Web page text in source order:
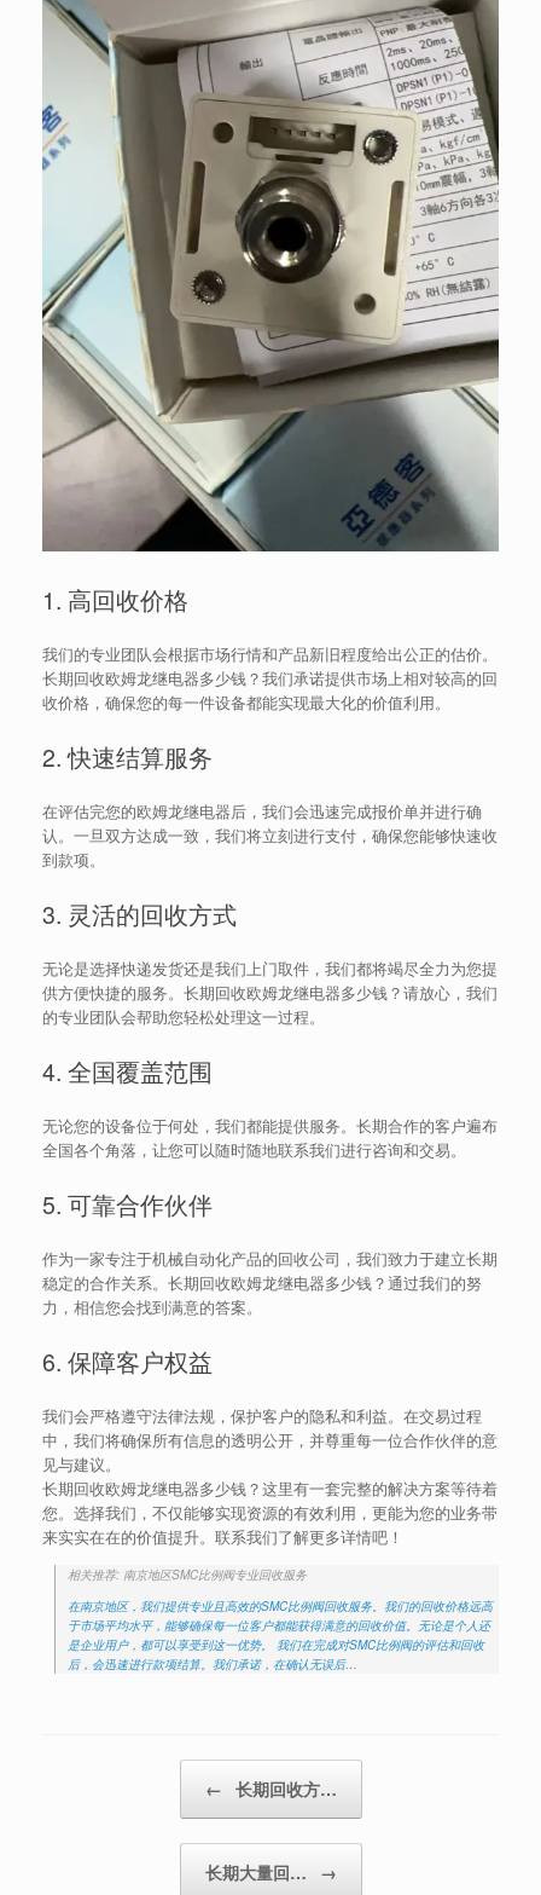
1. 高回收价格
我们的专业团队会根据市场行情和产品新旧程度给出公正的估价。
长期回收欧姆龙继电器多少钱？我们承诺提供市场上相对较高的回
收价格，确保您的每一件设备都能实现最大化的价值利用。
2. 快速结算服务
在评估完您的欧姆龙继电器后，我们会迅速完成报价单并进行确
认。一旦双方达成一致，我们将立刻进行支付，确保您能够快速收
到款项。
3. 灵活的回收方式
无论是选择快递发货还是我们上门取件，我们都将竭尽全力为您提
供方便快捷的服务。长期回收欧姆龙继电器多少钱？请放心，我们
的专业团队会帮助您轻松处理这一过程。
4. 全国覆盖范围
无论您的设备位于何处，我们都能提供服务。长期合作的客户遍布
全国各个角落，让您可以随时随地联系我们进行咨询和交易。
5. 可靠合作伙伴
作为一家专注于机械自动化产品的回收公司，我们致力于建立长期
稳定的合作关系。长期回收欧姆龙继电器多少钱？通过我们的努
力，相信您会找到满意的答案。
6. 保障客户权益
我们会严格遵守法律法规，保护客户的隐私和利益。在交易过程
中，我们将确保所有信息的透明公开，并尊重每一位合作伙伴的意
见与建议。
长期回收欧姆龙继电器多少钱？这里有一套完整的解决方案等待着
您。选择我们，不仅能够实现资源的有效利用，更能为您的业务带
来实实在在的价值提升。联系我们了解更多详情吧！
相关推荐: 南京地区SMC比例阀专业回收服务
在南京地区，我们提供专业且高效的SMC比例阀回收服务。我们的回收价格远高
于市场平均水平，能够确保每一位客户都能获得满意的回收价值。无论是个人还
是企业用户，都可以享受到这一优势。 我们在完成对SMC比例阀的评估和回收
后，会迅速进行款项结算。我们承诺，在确认无误后…
← 长期回收方…
长期大量回… →